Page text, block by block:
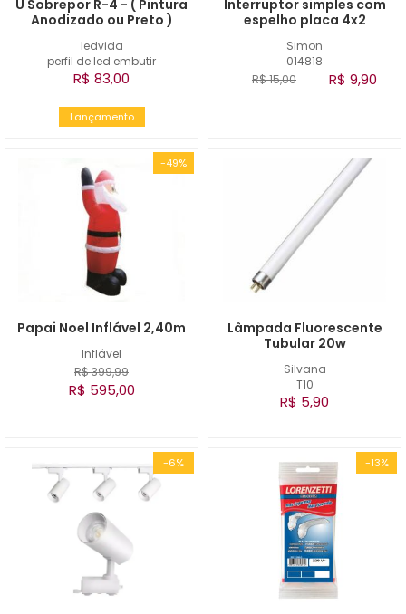
ledvida
perfil de led embutir
U Sobrepor R-4 - ( Pintura
Anodizado ou Preto )
R$ 83,00
Lançamento
Simon
014818
Interruptor simples com
espelho placa 4x2
R$ 15,00 R$ 9,90
-49%
Inflável
Papai Noel Inflável 2,40m
R$ 399,99
R$ 595,00
Silvana
T10
Lâmpada Fluorescente
Tubular 20w
R$ 5,90
-6% -13%